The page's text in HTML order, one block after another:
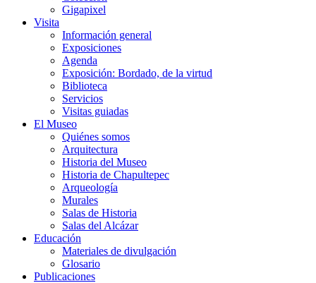
Gigapixel
Visita
Información general
Exposiciones
Agenda
Exposición: Bordado, de la virtud
Biblioteca
Servicios
Visitas guiadas
El Museo
Quiénes somos
Arquitectura
Historia del Museo
Historia de Chapultepec
Arqueología
Murales
Salas de Historia
Salas del Alcázar
Educación
Materiales de divulgación
Glosario
Publicaciones